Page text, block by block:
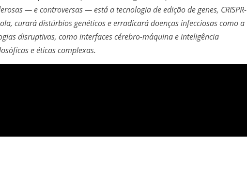
— e controversas — está a tecnologia de edição de genes, CRISPR-
curará distúrbios genéticos e erradicará doenças infecciosas como a
disruptivas, como interfaces cérebro-máquina e inteligência
e éticas complexas.